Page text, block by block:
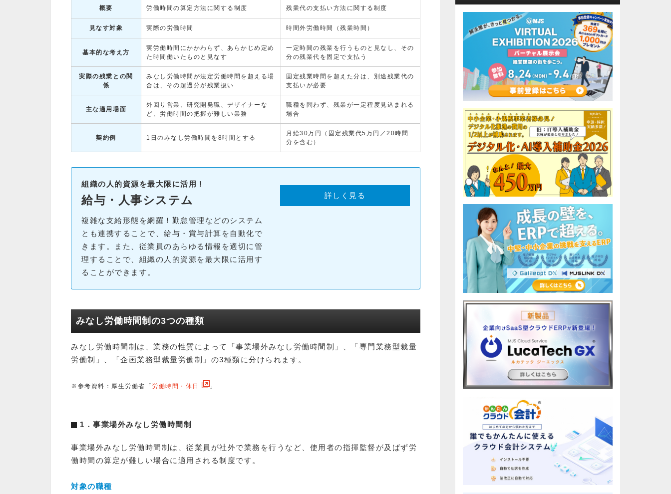
概要 労働時間の算定方法に関する制度 残業代の支払い方法に関する制度
見なす対象 実際の労働時間 時間外労働時間（残業時間）
基本的な考え方
実労働時間にかかわらず、あらかじめ定め
た時間働いたものと見なす
一定時間の残業を行うものと見なし、その
分の残業代を固定で支払う
実際の残業との関
係
みなし労働時間が法定労働時間を超える場
合は、その超過分が残業扱い
固定残業時間を超えた分は、別途残業代の
支払いが必要
主な適用場面
外回り営業、研究開発職、デザイナーな
ど、労働時間の把握が難しい業務
職種を問わず、残業が一定程度見込まれる
場合
契約例 1日のみなし労働時間を8時間とする
月給30万円（固定残業代5万円／20時間
分を含む）
組織の人的資源を最大限に活用！
給与・人事システム
複雑な支給形態を網羅！勤怠管理などのシステム
とも連携することで、給与・賞与計算を自動化で
きます。また、従業員のあらゆる情報を適切に管
理することで、組織の人的資源を最大限に活用す
ることができます。
詳しく見る
みなし労働時間制の3つの種類
みなし労働時間制は、業務の性質によって「事業場外みなし労働時間制」、「専門業務型裁量
労働制」、「企画業務型裁量労働制」の3種類に分けられます。
※参考資料：厚生労働省「労働時間・休日 」
1．事業場外みなし労働時間制
事業場外みなし労働時間制は、従業員が社外で業務を行うなど、使用者の指揮監督が及ばず労
働時間の算定が難しい場合に適用される制度です。
対象の職種